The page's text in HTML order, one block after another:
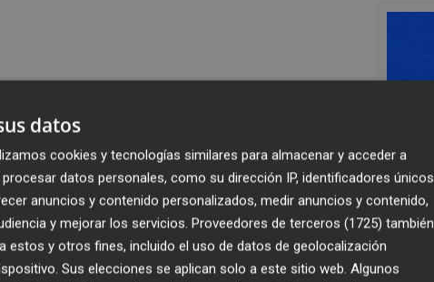
datos
cookies y tecnologías similares para almacenar y acceder a
datos personales, como su dirección IP, identificadores únicos
anuncios y contenido personalizados, medir anuncios y contenido,
y mejorar los servicios. Proveedores de terceros (1725) también
estos y otros fines, incluido el uso de datos de geolocalización
Sus elecciones se aplican solo a este sitio web. Algunos